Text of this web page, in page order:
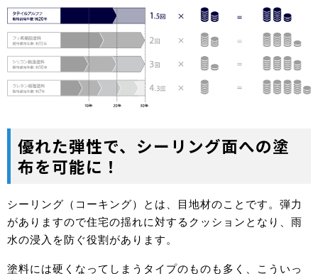
優れた弾性で、シーリング面への塗
布を可能に！
シーリング（コーキング）とは、目地材のことです。弾力
がありますので住宅の揺れに対するクッションとなり、雨
水の浸入を防ぐ役割があります。
塗料には硬くなってしまうタイプのものも多く、こういっ